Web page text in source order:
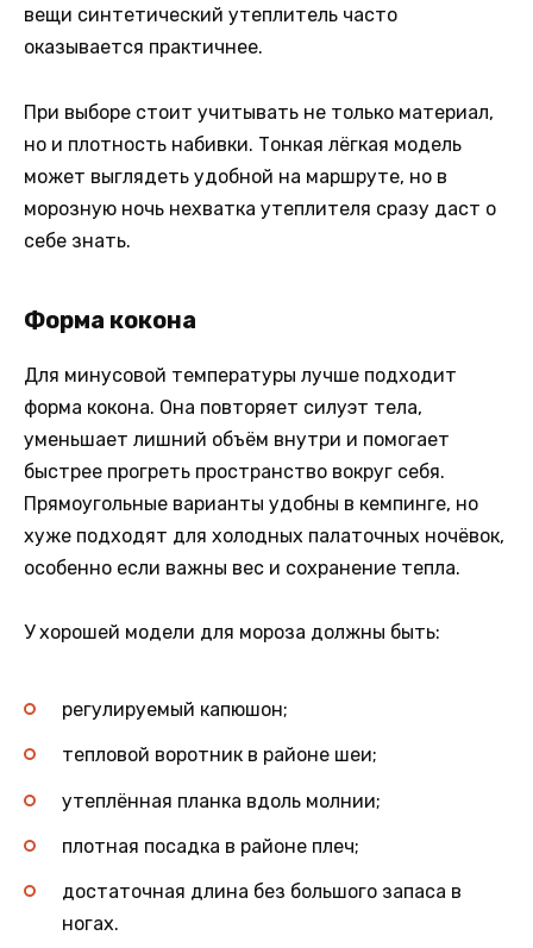
вещи синтетический утеплитель часто
оказывается практичнее.
При выборе стоит учитывать не только материал,
но и плотность набивки. Тонкая лёгкая модель
может выглядеть удобной на маршруте, но в
морозную ночь нехватка утеплителя сразу даст о
себе знать.
Форма кокона
Для минусовой температуры лучше подходит
форма кокона. Она повторяет силуэт тела,
уменьшает лишний объём внутри и помогает
быстрее прогреть пространство вокруг себя.
Прямоугольные варианты удобны в кемпинге, но
хуже подходят для холодных палаточных ночёвок,
особенно если важны вес и сохранение тепла.
У хорошей модели для мороза должны быть:
регулируемый капюшон;
тепловой воротник в районе шеи;
утеплённая планка вдоль молнии;
плотная посадка в районе плеч;
достаточная длина без большого запаса в
ногах.